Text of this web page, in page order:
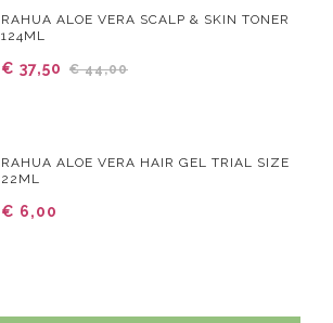
RAHUA ALOE VERA SCALP & SKIN TONER
124ML
€ 37,50 € 44,00
RAHUA ALOE VERA HAIR GEL TRIAL SIZE
22ML
€ 6,00